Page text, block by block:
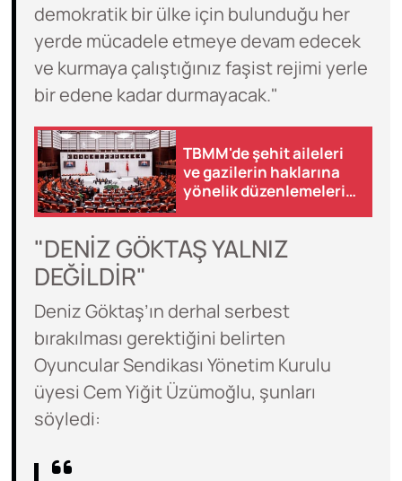
demokratik bir ülke için bulunduğu her
yerde mücadele etmeye devam edecek
ve kurmaya çalıştığınız faşist rejimi yerle
bir edene kadar durmayacak."
TBMM'de şehit aileleri
ve gazilerin haklarına
yönelik düzenlemeleri
edilecek
"DENİZ GÖKTAŞ YALNIZ
DEĞİLDİR"
Deniz Göktaş’ın derhal serbest
bırakılması gerektiğini belirten
Oyuncular Sendikası Yönetim Kurulu
üyesi Cem Yiğit Üzümoğlu, şunları
söyledi: